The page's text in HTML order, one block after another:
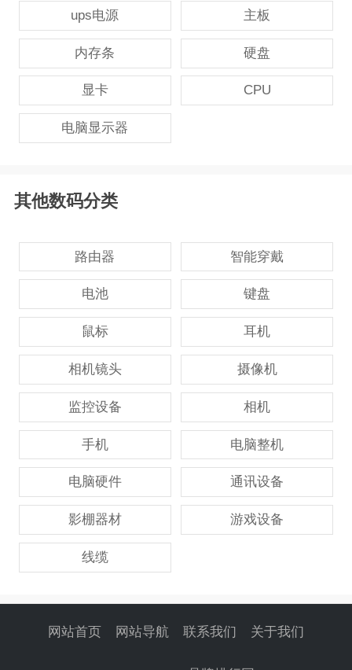
ups电源 主板
内存条 硬盘
显卡 CPU
电脑显示器
其他数码分类
路由器 智能穿戴
电池 键盘
鼠标 耳机
相机镜头 摄像机
监控设备 相机
手机 电脑整机
电脑硬件 通讯设备
影棚器材 游戏设备
线缆
网站首页 网站导航 联系我们 关于我们